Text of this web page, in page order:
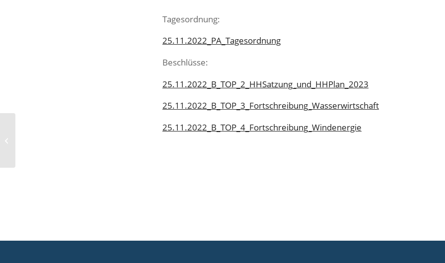
Tagesordnung:
25.11.2022_PA_Tagesordnung
Beschlüsse:
25.11.2022_B_TOP_2_HHSatzung_und_HHPlan_2023
25.11.2022_B_TOP_3_Fortschreibung_Wasserwirtschaft
25.11.2022_B_TOP_4_Fortschreibung_Windenergie